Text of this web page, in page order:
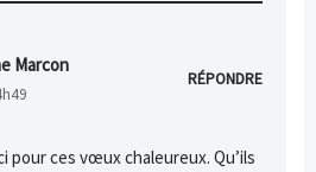
Marcon
RÉPONDRE
pour ces vœux chaleureux. Qu’ils